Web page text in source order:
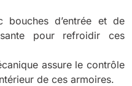
bouches d’entrée et de
pour refroidir ces
assure le contrôle
de ces armoires.